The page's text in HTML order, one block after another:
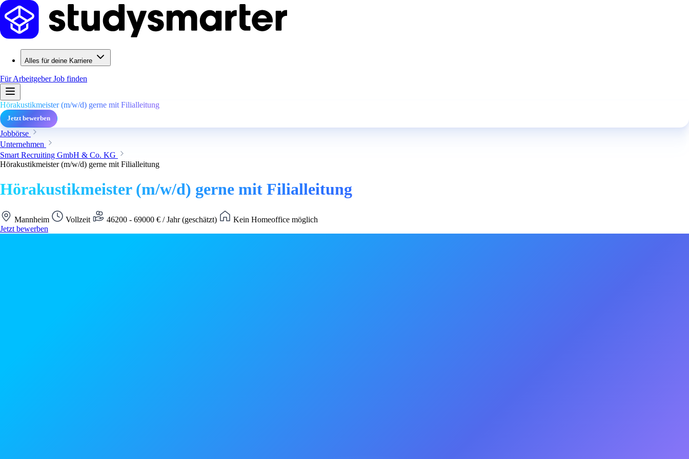
Alles für deine Karriere
Für ArbeitgeberJob finden
Hörakustikmeister (m/w/d) gerne mit Filialleitung
Jetzt bewerben
Jobbörse
Unternehmen
Smart Recruiting GmbH & Co. KG
Hörakustikmeister (m/w/d) gerne mit Filialleitung
Hörakustikmeister (m/w/d) gerne mit Filialleitung
Mannheim Vollzeit 46200 - 69000 € / Jahr (geschätzt)
Kein Homeoffice möglich
Jetzt bewerben